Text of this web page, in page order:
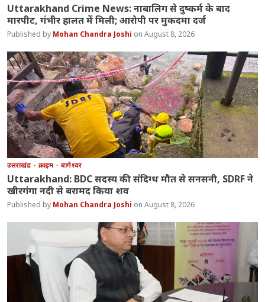
Uttarakhand Crime News: नाबालिग से दुष्कर्म के बाद
मारपीट, गंभीर हालत में मिली; आरोपी पर मुकदमा दर्ज
Mohan Chandra Joshi August 8, 2026
उत्तराखंड क्राइम बागेश्वर
Uttarakhand: BDC सदस्य की संदिग्ध मौत से सनसनी, SDRF ने
खीरगंगा नदी से बरामद किया शव
Mohan Chandra Joshi August 8, 2026